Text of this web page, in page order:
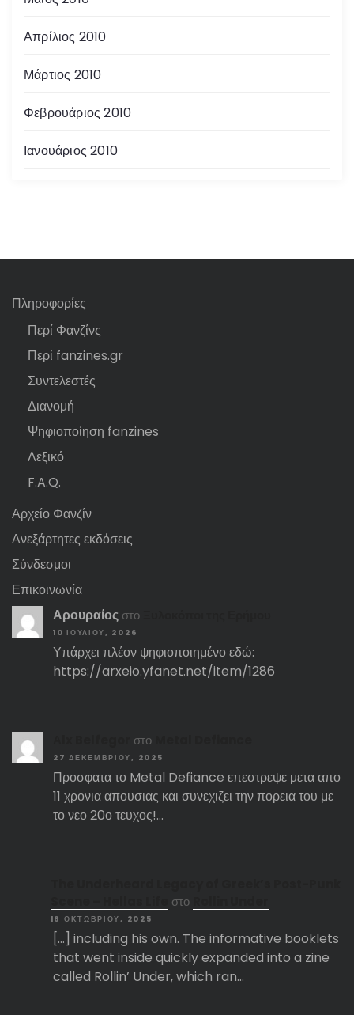
Απρίλιος 2010
Μάρτιος 2010
Φεβρουάριος 2010
Ιανουάριος 2010
Πληροφορίες
Περί Φανζίνς
Περί fanzines.gr
Συντελεστές
Διανομή
Ψηφιοποίηση fanzines
Λεξικό
F.A.Q.
Αρχείο Φανζίν
Ανεξάρτητες εκδόσεις
Σύνδεσμοι
Επικοινωνία
Αρουραίος στο
10 ΙΟΥΛΊΟΥ, 2026
Υπάρχει πλέον ψηφιοποιημένο εδώ:
https://arxeio.yfanet.net/item/1286
στο
27 ΔΕΚΕΜΒΡΊΟΥ, 2025
Προσφατα το Metal Defiance επεστρεψε μετα απο
11 χρονια απουσιας και συνεχιζει την πορεια του με
το νεο 20ο τευχος!…
στο
16 ΟΚΤΩΒΡΊΟΥ, 2025
[…] including his own. The informative booklets
that went inside quickly expanded into a zine
called Rollin’ Under, which ran…